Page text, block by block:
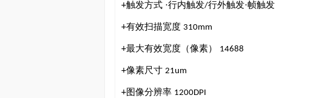
+触发方式 ·行内触发/行外触发·帧触发
+有效扫描宽度 310mm
+最大有效宽度（像素） 14688
+像素尺寸 21um
+图像分辨率 1200DPI